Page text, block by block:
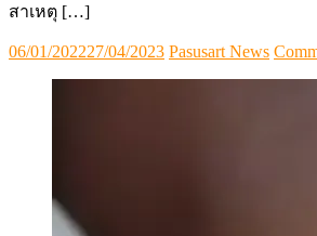
สาเหตุ […]
Posted
06/01/202227/04/2023 Author
Pasusart News